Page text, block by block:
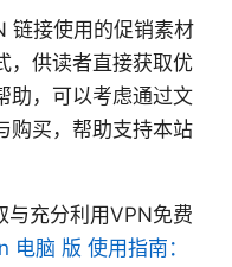
链接使用的促销素材
，供读者直接获取优
助，可以考虑通过文
购买，帮助支持本站
与充分利用VPN免费
电脑 版 使用指南：